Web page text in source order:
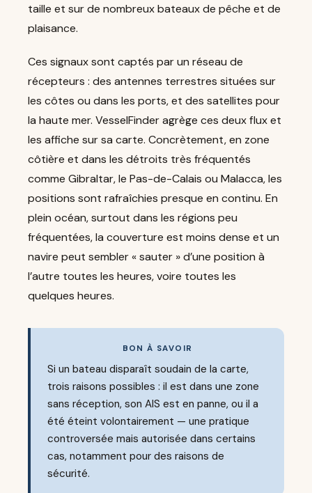
taille et sur de nombreux bateaux de pêche et de
plaisance.
Ces signaux sont captés par un réseau de
récepteurs : des antennes terrestres situées sur
les côtes ou dans les ports, et des satellites pour
la haute mer. VesselFinder agrège ces deux flux et
les affiche sur sa carte. Concrètement, en zone
côtière et dans les détroits très fréquentés
comme Gibraltar, le Pas-de-Calais ou Malacca, les
positions sont rafraîchies presque en continu. En
plein océan, surtout dans les régions peu
fréquentées, la couverture est moins dense et un
navire peut sembler « sauter » d’une position à
l’autre toutes les heures, voire toutes les
quelques heures.
BON À SAVOIR
Si un bateau disparaît soudain de la carte,
trois raisons possibles : il est dans une zone
sans réception, son AIS est en panne, ou il a
été éteint volontairement — une pratique
controversée mais autorisée dans certains
cas, notamment pour des raisons de
sécurité.